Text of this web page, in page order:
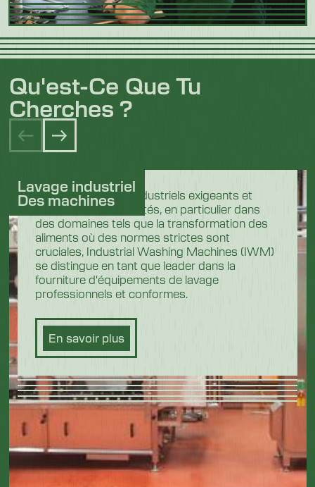
Qu'est-Ce Que Tu
Cherches ?
Dans les secteurs industriels exigeants et
hautement réglementés, en particulier dans
des domaines tels que la transformation des
aliments où des normes strictes sont
cruciales, Industrial Washing Machines (IWM)
se distingue en tant que leader dans la
fourniture d'équipements de lavage
professionnels et conformes.
En savoir plus
Lavage industriel
Des machines